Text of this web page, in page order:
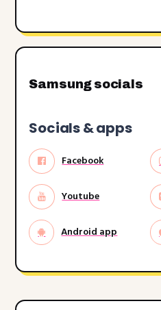
Samsung socials
Socials & apps
Facebook
Youtube
Android app